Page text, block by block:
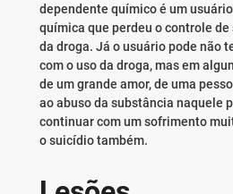
dependente químico é um
química que perdeu o controle
da droga. Já o usuário pode não
com o uso da droga, mas em
de um grande amor, de uma
ao abuso da substância naquele
continuar com um sofrimento
o suicídio também.